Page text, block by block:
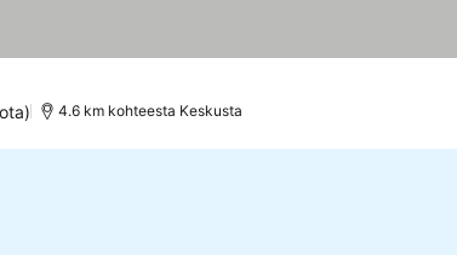
4.6 km kohteesta Keskusta